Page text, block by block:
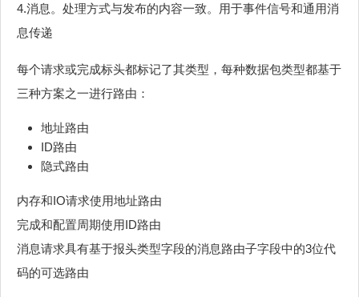
4.消息。处理方式与发布的内容一致。用于事件信号和通用消
息传递
每个请求或完成标头都标记了其类型，每种数据包类型都基于
三种方案之一进行路由：
地址路由
ID路由
隐式路由
内存和IO请求使用地址路由
完成和配置周期使用ID路由
消息请求具有基于报头类型字段的消息路由子字段中的3位代
码的可选路由